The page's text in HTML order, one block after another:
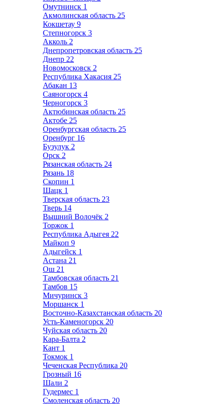
Омутнинск 1
Акмолинская область 25
Кокшетау 9
Степногорск 3
Акколь 2
Днепропетровская область 25
Днепр 22
Новомосковск 2
Республика Хакасия 25
Абакан 13
Саяногорск 4
Черногорск 3
Актюбинская область 25
Актобе 25
Оренбургская область 25
Оренбург 16
Бузулук 2
Орск 2
Рязанская область 24
Рязань 18
Скопин 1
Шацк 1
Тверская область 23
Тверь 14
Вышний Волочёк 2
Торжок 1
Республика Адыгея 22
Майкоп 9
Адыгейск 1
Астана 21
Ош 21
Тамбовская область 21
Тамбов 15
Мичуринск 3
Моршанск 1
Восточно-Казахстанская область 20
Усть-Каменогорск 20
Чуйская область 20
Кара-Балта 2
Кант 1
Токмок 1
Чеченская Республика 20
Грозный 16
Шали 2
Гудермес 1
Смоленская область 20